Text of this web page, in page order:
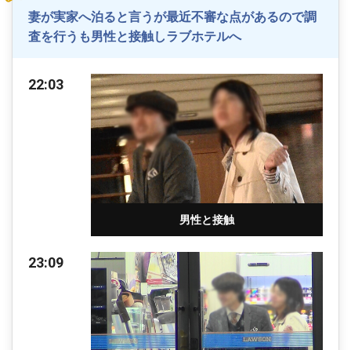
妻が実家へ泊ると言うが最近不審な点があるので調
査を行うも男性と接触しラブホテルへ
22:03
男性と接触
23:09